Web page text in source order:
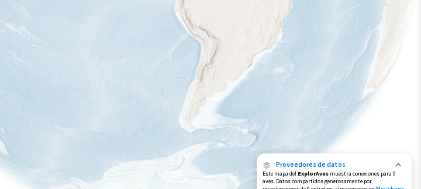
Proveedores de datos
Este mapa del ExplorAves muestra conexiones para 0
aves. Datos compartidos generosamente por